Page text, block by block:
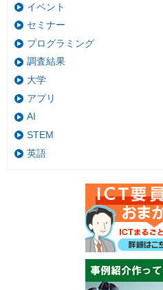
イベント
セミナー
プログラミング
調査結果
大学
アプリ
AI
STEM
英語